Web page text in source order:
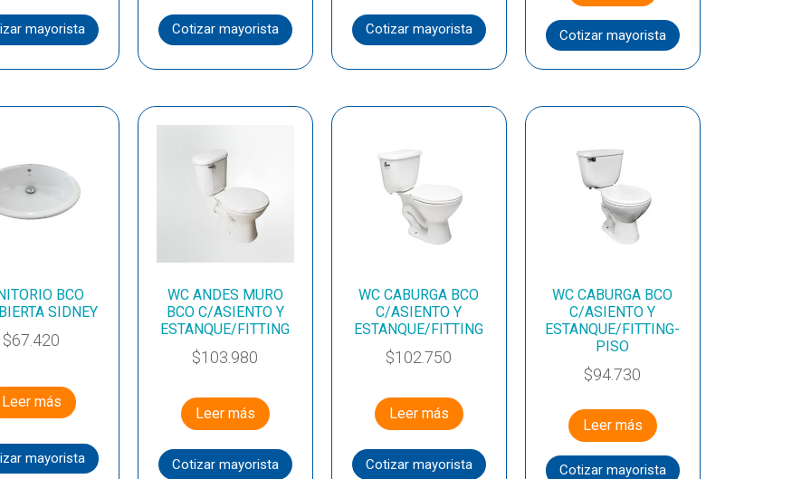
mayorista Cotizar mayorista Cotizar mayorista Cotizar mayorista
BCO
SIDNEY
$67.420
Leer más
mayorista
WC ANDES MURO
BCO C/ASIENTO Y
ESTANQUE/FITTING
$103.980
Leer más
Cotizar mayorista
WC CABURGA BCO
C/ASIENTO Y
ESTANQUE/FITTING
$102.750
Leer más
Cotizar mayorista
WC CABURGA BCO
C/ASIENTO Y
ESTANQUE/FITTING-
PISO
$94.730
Leer más
Cotizar mayorista